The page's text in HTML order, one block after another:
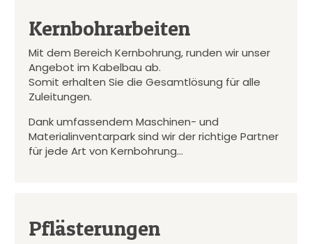
Kernbohrarbeiten
Mit dem Bereich Kernbohrung, runden wir unser
Angebot im Kabelbau ab.
Somit erhalten Sie die Gesamtlösung für alle
Zuleitungen.
Dank umfassendem Maschinen- und
Materialinventarpark sind wir der richtige Partner
für jede Art von Kernbohrung…
Pflästerungen